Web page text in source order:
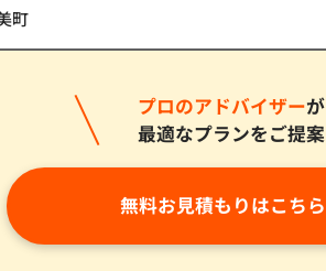
町
プロのアドバイザーが
最適なプランをご提案
無料お見積もりはこちら